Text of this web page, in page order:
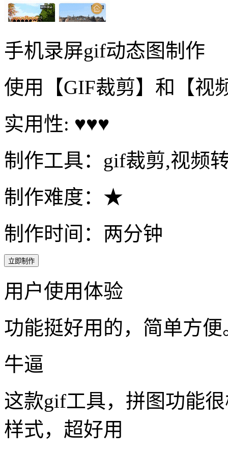
手机录屏gif动态图制作
使用【GIF裁剪】和【视
实用性: ♥♥♥
制作工具：gif裁剪,视频
制作难度：★
制作时间：两分钟
立即制作
用户使用体验
功能挺好用的，简单方便
牛逼
这款gif工具，拼图功能
样式，超好用